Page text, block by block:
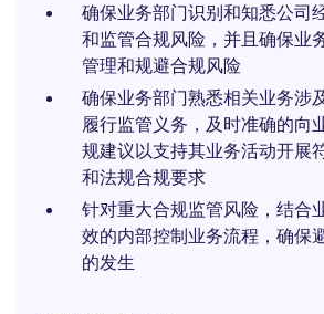
确保业务部门识别和知悉公司
和监管合规风险，并且确保业
管理和规避合规风险
确保业务部门熟悉相关业务涉
履行监管义务，及时准确的向
规建议以支持其业务活动开展
和法规合规要求
针对重大合规监管风险，结合
效的内部控制业务流程，确保
的发生